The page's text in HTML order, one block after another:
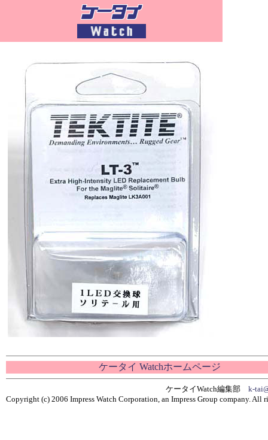
ケータイ Watchホームページ
ケータイWatch編集部 k-
Copyright (c) 2006 Impress Watch Corporation, an Impress Group company. All